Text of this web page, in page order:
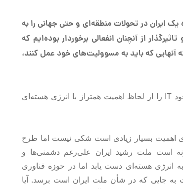
ایران در تحولات منطقه‌ای و حتی جهانی را به
از آنچنان انفعالی برخوردار بوده‌ایم که
آنهایی که باید به مسوولیت‌های خود عمل کنند،
اما واقعیت دیگری هم وجود دارد؛ برخی مسوولان در گفته‌های خود IT را از لحاظ اهمیت همتراز با انرژی هسته‌ای
اهمیت بسیار زیادی است شکی نیست اما طرح
است ملت رشید ایران علی‌رغم دشمنی‌ها و
انرژی هسته‌ای دست یابد اما در حوزه فناوری
به جایی که در شأن ملت ایران است برسد. آیا